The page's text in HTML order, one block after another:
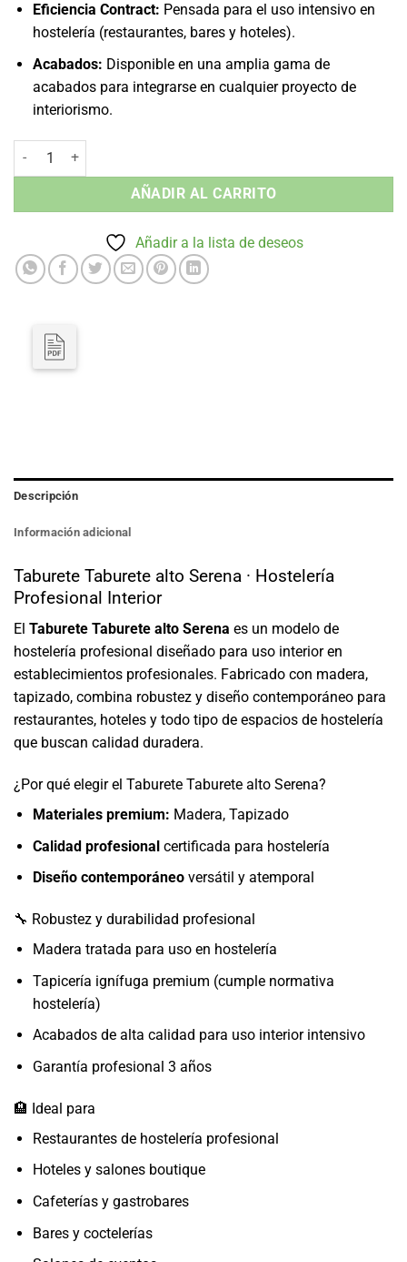
Eficiencia Contract: Pensada para el uso intensivo en
hostelería (restaurantes, bares y hoteles).
Acabados: Disponible en una amplia gama de
acabados para integrarse en cualquier proyecto de
interiorismo.
Taburete sin Brazos Serena - Madera Interior cantidad
AÑADIR AL CARRITO
Añadir a la lista de deseos
Descripción
Información adicional
Taburete Taburete alto Serena · Hostelería
Profesional Interior
El Taburete Taburete alto Serena es un modelo de
hostelería profesional diseñado para uso interior en
establecimientos profesionales. Fabricado con madera,
tapizado, combina robustez y diseño contemporáneo para
restaurantes, hoteles y todo tipo de espacios de hostelería
que buscan calidad duradera.
¿Por qué elegir el Taburete Taburete alto Serena?
Materiales premium: Madera, Tapizado
Calidad profesionalcertificada para hostelería
Diseño contemporáneoversátil y atemporal
🔧 Robustez y durabilidad profesional
Madera tratada para uso en hostelería
Tapicería ignífuga premium (cumple normativa
hostelería)
Acabados de alta calidad para uso interior intensivo
Garantía profesional 3 años
🏨 Ideal para
Restaurantes de hostelería profesional
Hoteles y salones boutique
Cafeterías y gastrobares
Bares y coctelerías